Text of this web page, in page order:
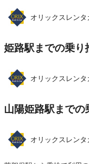
オリックスレンタ
姫路駅までの乗り
オリックスレンタ
山陽姫路駅までの
オリックスレンタ